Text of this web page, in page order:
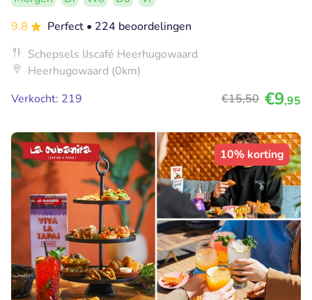
9.8
Perfect • 224 beoordelingen
Schepsels IJscafé Heerhugowaard
Heerhugowaard (0km)
Verkocht: 219
€15,50 €9,95
10% korting